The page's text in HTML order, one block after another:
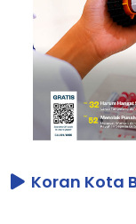
Koran Kota